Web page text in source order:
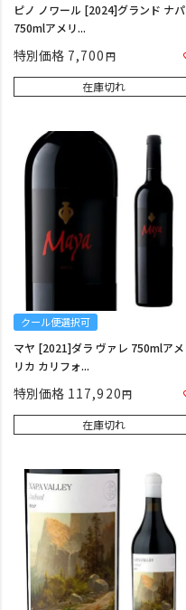
ピノ ノワール [2024]グランド ナパ
750mlアメリ...
特別価格 7,700
在庫切れ
クール便選択可
マヤ [2021]ダラ ヴァレ 750mlアメ
リカ カリフォ...
特別価格 117,920
在庫切れ